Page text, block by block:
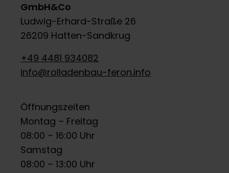
GmbH&Co
Ludwig-Erhard-Straße 26
26209 Hatten-Sandkrug
+49 4481 934082
info@rolladenbau-feron.info
Öffnungszeiten
Montag – Freitag
08:00 – 16:00 Uhr
Samstag
08:00 – 13:00 Uhr